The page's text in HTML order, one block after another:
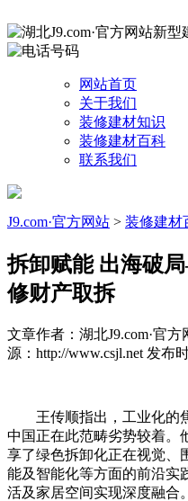
网站首页
关于我们
装修建材知识
装修建材百科
联系我们
J9.com·官方网站 > 装修建材
拆卸赋能 出海破
修财产取拆
文章作者：湖北J9.com·官
源：http://www.csjl.net 发布
王传顺指出，工业化的焦
中国正在此范畴劣势较着。
享了绿色拆卸化正在视觉、
能及智能化等方面的前沿实
活及家居空间实现深度融合